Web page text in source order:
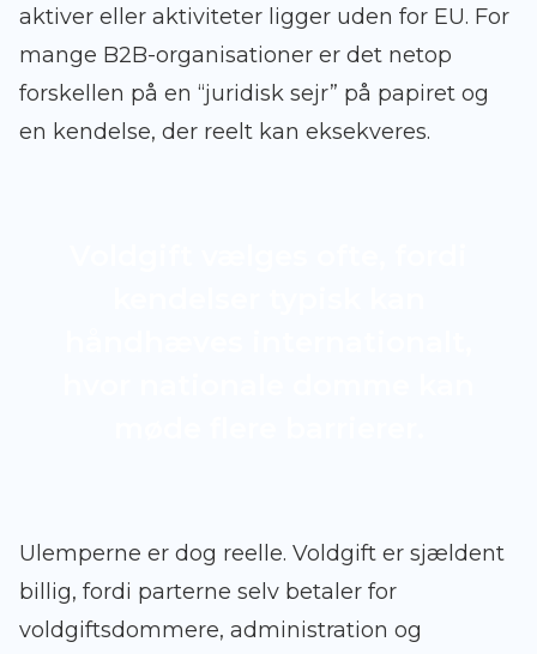
aktiver eller aktiviteter ligger uden for EU. For
mange B2B-organisationer er det netop
forskellen på en “juridisk sejr” på papiret og
en kendelse, der reelt kan eksekveres.
Ulemperne er dog reelle. Voldgift er sjældent
billig, fordi parterne selv betaler for
voldgiftsdommere, administration og